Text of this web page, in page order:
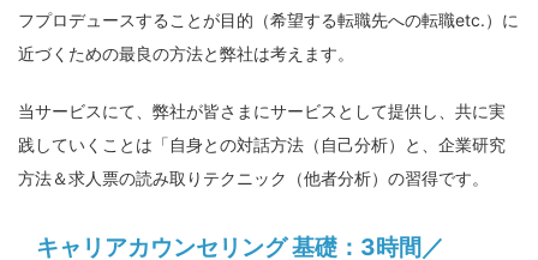
フプロデュースすることが目的（希望する転職先への転職etc.）に
近づくための最良の方法と弊社は考えます。
当サービスにて、弊社が皆さまにサービスとして提供し、共に実
践していくことは「自身との対話方法（自己分析）と、企業研究
方法＆求人票の読み取りテクニック（他者分析）の習得です。
キャリアカウンセリング 基礎：3時間／